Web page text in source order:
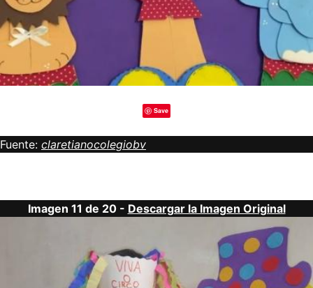
Save
Fuente: claretianocolegiobv
Imagen 11 de 20 - Descargar la Imagen Original